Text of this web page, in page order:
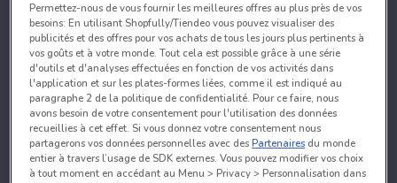
Permettez-nous de vous fournir les meilleures offres au plus près de vos
besoins: En utilisant Shopfully/Tiendeo vous pouvez visualiser des
publicités et des offres pour vos achats de tous les jours plus pertinents à
vos goûts et à votre monde. Tout cela est possible grâce à une série
d'outils et d'analyses effectuées en fonction de vos activités dans
l'application et sur les plates-formes liées, comme il est indiqué au
paragraphe 2 de la politique de confidentialité. Pour ce faire, nous
avons besoin de votre consentement pour l'utilisation des données
recueillies à cet effet. Si vous donnez votre consentement nous
partagerons vos données personnelles avec desPartenaires du monde
entier à travers l’usage de SDK externes. Vous pouvez modifier vos choix
à tout moment en accédant au Menu > Privacy > Personnalisation dans